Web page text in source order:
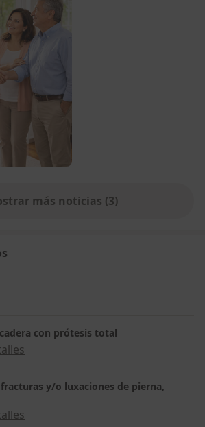
Mostrar más noticias (3)
con prótesis total
y/o luxaciones de pierna,